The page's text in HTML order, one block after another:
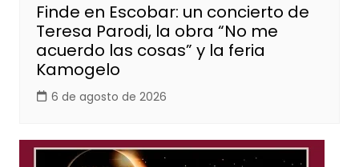
Finde en Escobar: un concierto de
Teresa Parodi, la obra “No me
acuerdo las cosas” y la feria
Kamogelo
6 de agosto de 2026